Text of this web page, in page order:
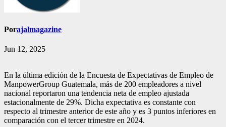
Porajalmagazine
Jun 12, 2025
En la última edición de la Encuesta de Expectativas de Empleo de
ManpowerGroup Guatemala, más de 200 empleadores a nivel
nacional reportaron una tendencia neta de empleo ajustada
estacionalmente de 29%. Dicha expectativa es constante con
respecto al trimestre anterior de este año y es 3 puntos inferiores en
comparación con el tercer trimestre en 2024.